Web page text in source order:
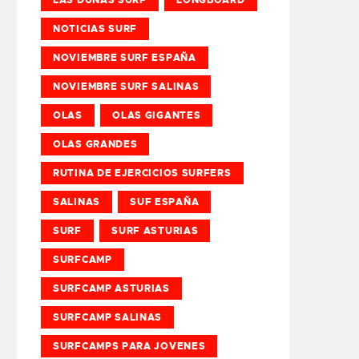
NOTICIAS SURF
NOVIEMBRE SURF ESPAÑA
NOVIEMBRE SURF SALINAS
OLAS OLAS GIGANTES
OLAS GRANDES
RUTINA DE EJERCICIOS SURFERS
SALINAS SUF ESPAÑA
SURF SURF ASTURIAS
SURFCAMP
SURFCAMP ASTURIAS
SURFCAMP SALINAS
SURFCAMPS PARA JOVENES